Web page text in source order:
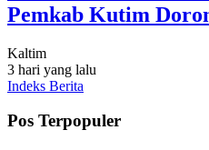
Pemkab Kutim
Kaltim
3 hari yang lalu
Indeks Berita
Pos Terpopuler